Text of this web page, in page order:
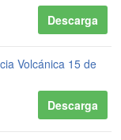
Descarga
Volcánica 15 de
Descarga